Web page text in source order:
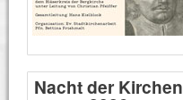
Nacht der Kirchen